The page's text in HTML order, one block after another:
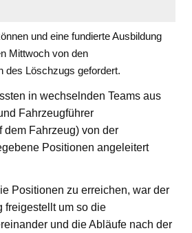
und eine fundierte Ausbildung
Mittwoch von den
des Löschzugs gefordert.
in wechselnden Teams aus
Fahrzeugführer
dem Fahrzeug) von der
Positionen angeleitert
Positionen zu erreichen, war der
freigestellt um so die
und die Abläufe nach der